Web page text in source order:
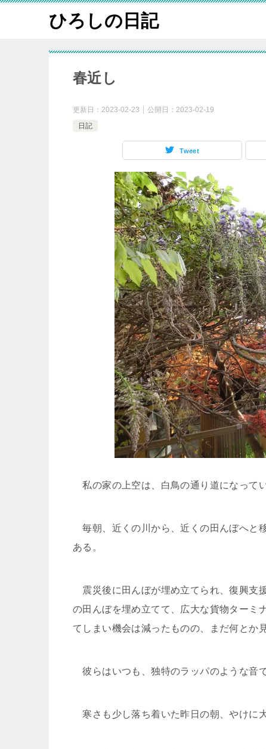
ひろしの日記
春近し
更新日： 2023-02-23 公開日： 2023-02-19
日記
Tweet
私の家の上空は、白鳥の通り道になってい
毎朝、近くの川から、近くの田んぼへと
ある。
震災後に田んぼが埋め立てられ、復興支
の田んぼを埋め立てて、広大な貨物ターミ
てしまい機会は減ったものの、まだ何とか
彼らはいつも、独特のラッパのような音
寒さも少し落ち着いた昨日の朝、やけに